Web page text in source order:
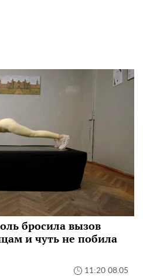
бросила вызов
и чуть не побила
11:20 08.05